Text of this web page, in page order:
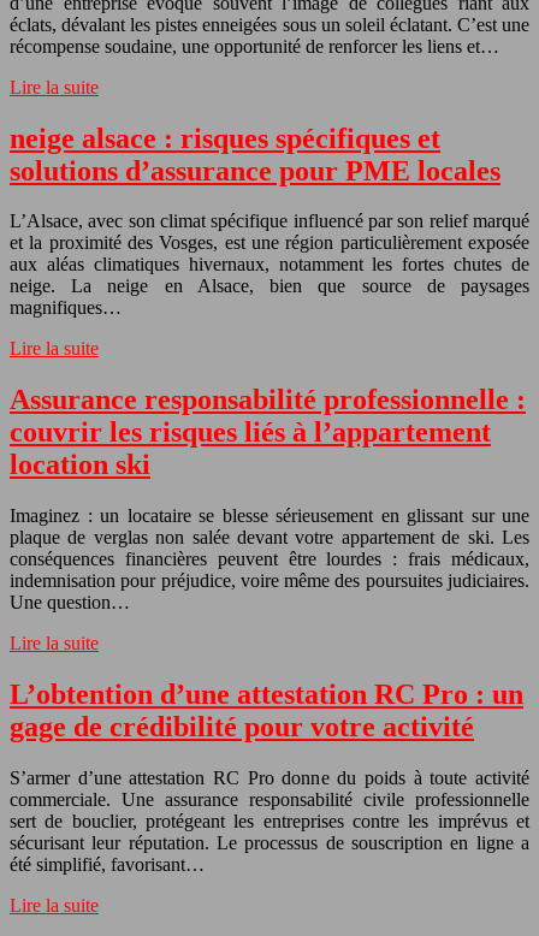
éclats, dévalant les pistes enneigées sous un soleil éclatant. C’est une
récompense soudaine, une opportunité de renforcer les liens et…
Lire la suite
neige alsace : risques spécifiques et
solutions d’assurance pour PME locales
L’Alsace, avec son climat spécifique influencé par son relief marqué
et la proximité des Vosges, est une région particulièrement exposée
aux aléas climatiques hivernaux, notamment les fortes chutes de
neige. La neige en Alsace, bien que source de paysages
magnifiques…
Lire la suite
Assurance responsabilité professionnelle :
couvrir les risques liés à l’appartement
location ski
Imaginez : un locataire se blesse sérieusement en glissant sur une
plaque de verglas non salée devant votre appartement de ski. Les
conséquences financières peuvent être lourdes : frais médicaux,
indemnisation pour préjudice, voire même des poursuites judiciaires.
Une question…
Lire la suite
L’obtention d’une attestation RC Pro : un
gage de crédibilité pour votre activité
S’armer d’une attestation RC Pro donne du poids à toute activité
commerciale. Une assurance responsabilité civile professionnelle
sert de bouclier, protégeant les entreprises contre les imprévus et
sécurisant leur réputation. Le processus de souscription en ligne a
été simplifié, favorisant…
Lire la suite